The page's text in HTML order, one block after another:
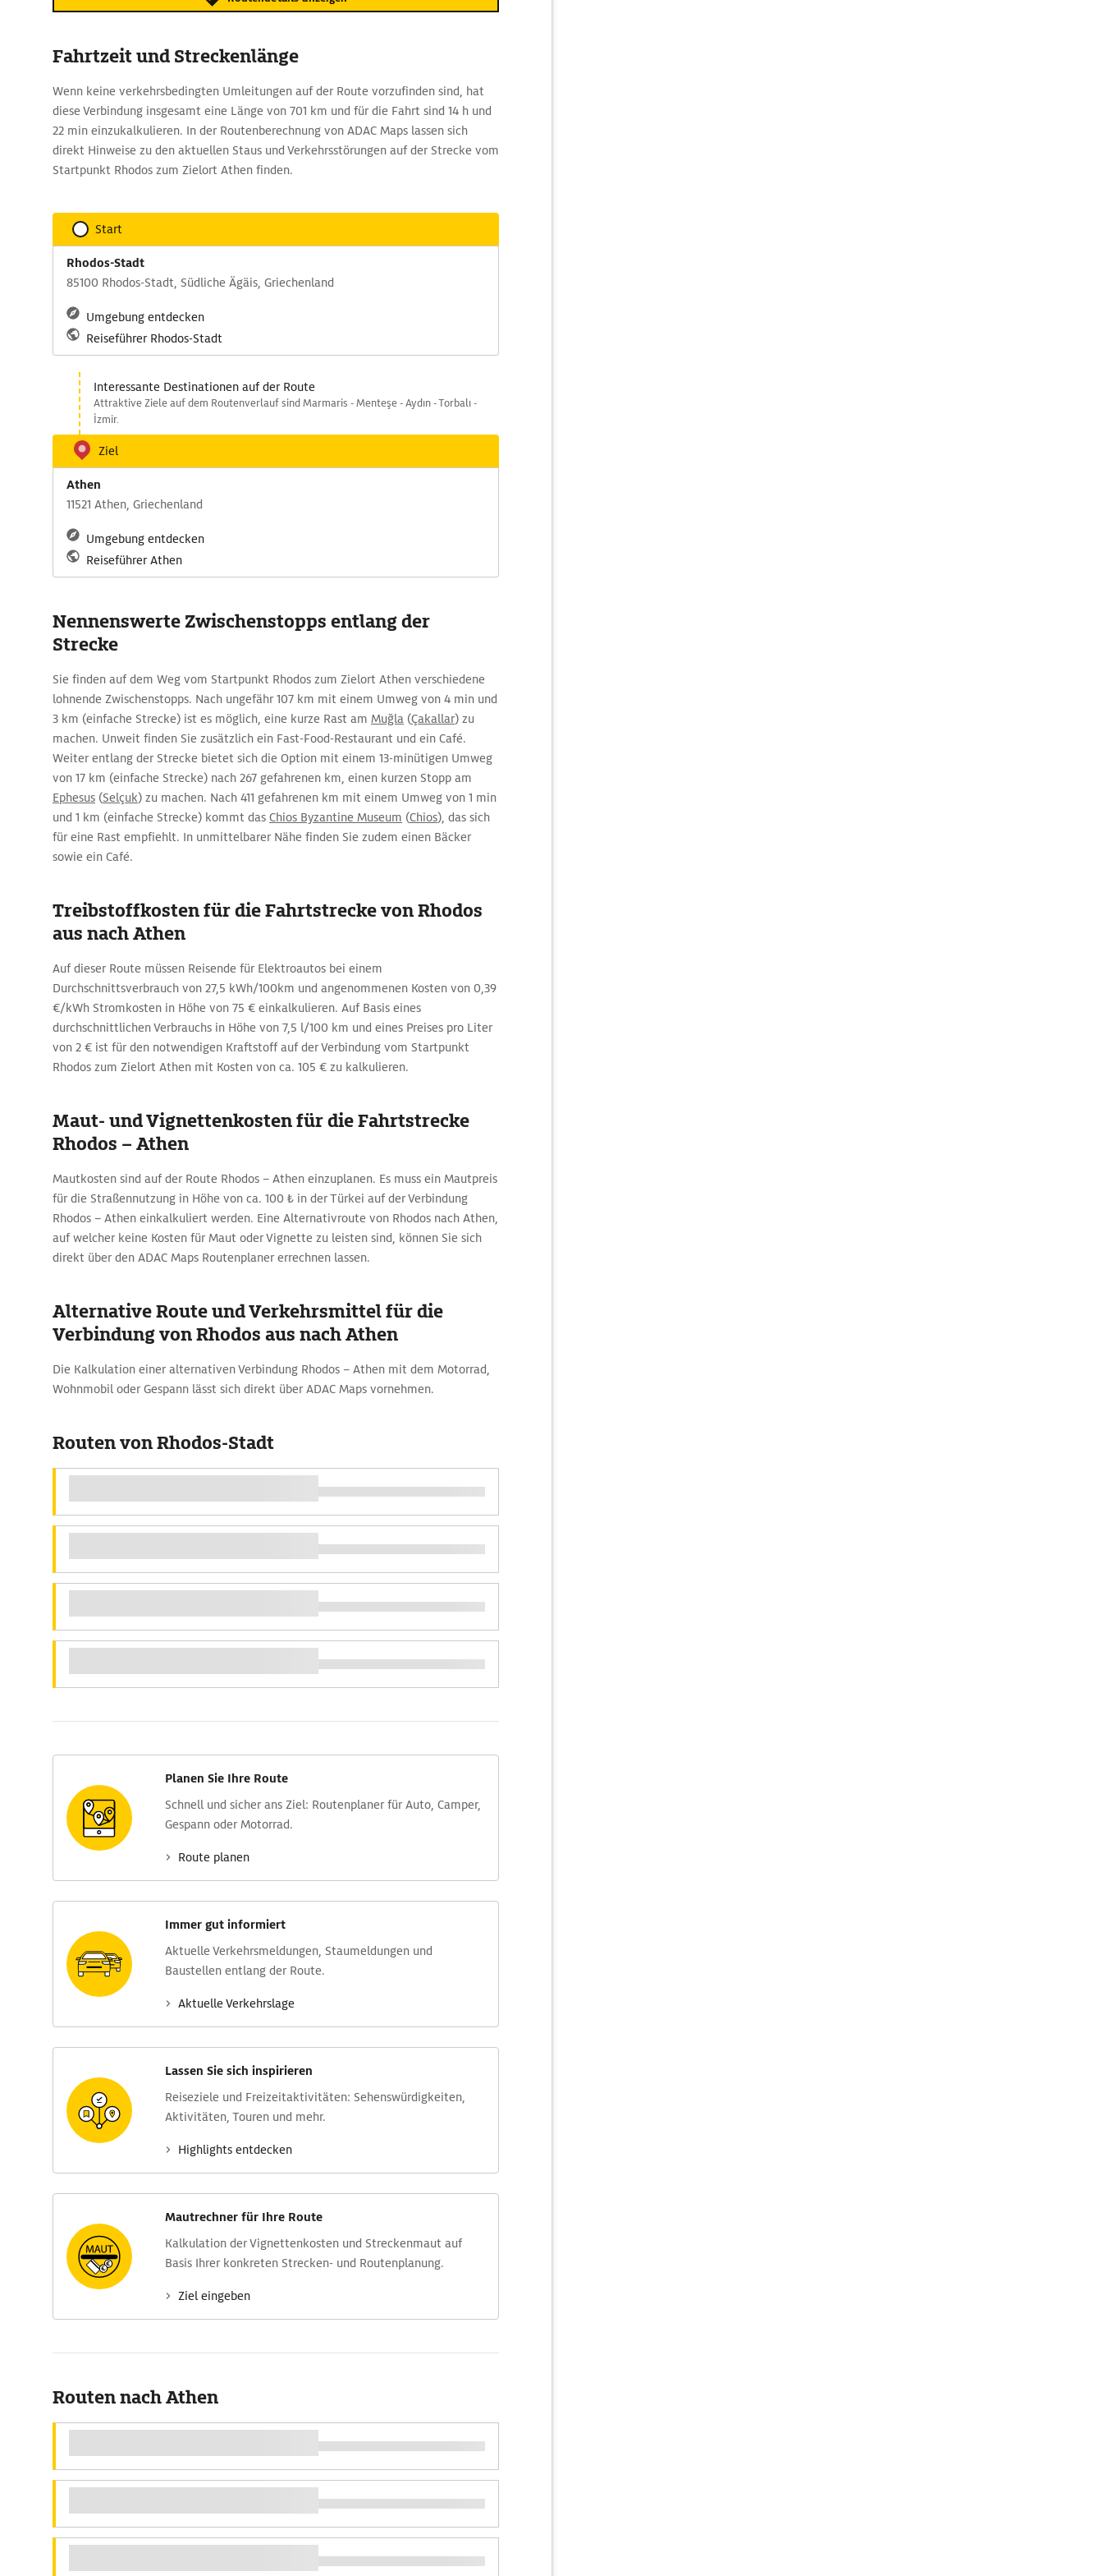
Fahrtzeit und Streckenlänge
Wenn keine verkehrsbedingten Umleitungen auf der Route vorzufinden sind, hat
diese Verbindung insgesamt eine Länge von 701 km und für die Fahrt sind 14 h und
22 min einzukalkulieren. In der Routenberechnung von ADAC Maps lassen sich
direkt Hinweise zu den aktuellen Staus und Verkehrsstörungen auf der Strecke vom
Startpunkt Rhodos zum Zielort Athen finden.
Start
Rhodos-Stadt
85100 Rhodos-Stadt, Südliche Ägäis, Griechenland
Umgebung entdecken
Reiseführer Rhodos-Stadt
Interessante Destinationen auf der Route
Attraktive Ziele auf dem Routenverlauf sind Marmaris - Menteşe - Aydın - Torbalı -
İzmir.
Ziel
Athen
11521 Athen, Griechenland
Umgebung entdecken
Reiseführer Athen
Nennenswerte Zwischenstopps entlang der
Strecke
Sie finden auf dem Weg vom Startpunkt Rhodos zum Zielort Athen verschiedene
lohnende Zwischenstopps. Nach ungefähr 107 km mit einem Umweg von 4 min und
3 km (einfache Strecke) ist es möglich, eine kurze Rast am Muğla (Çakallar) zu
machen. Unweit finden Sie zusätzlich ein Fast-Food-Restaurant und ein Café.
Weiter entlang der Strecke bietet sich die Option mit einem 13-minütigen Umweg
von 17 km (einfache Strecke) nach 267 gefahrenen km, einen kurzen Stopp am
Ephesus (Selçuk) zu machen. Nach 411 gefahrenen km mit einem Umweg von 1 min
und 1 km (einfache Strecke) kommt das Chios Byzantine Museum (Chios), das sich
für eine Rast empfiehlt. In unmittelbarer Nähe finden Sie zudem einen Bäcker
sowie ein Café.
Treibstoffkosten für die Fahrtstrecke von Rhodos
aus nach Athen
Auf dieser Route müssen Reisende für Elektroautos bei einem
Durchschnittsverbrauch von 27,5 kWh/100km und angenommenen Kosten von 0,39
€/kWh Stromkosten in Höhe von 75 € einkalkulieren. Auf Basis eines
durchschnittlichen Verbrauchs in Höhe von 7,5 l/100 km und eines Preises pro Liter
von 2 € ist für den notwendigen Kraftstoff auf der Verbindung vom Startpunkt
Rhodos zum Zielort Athen mit Kosten von ca. 105 € zu kalkulieren.
Maut- und Vignettenkosten für die Fahrtstrecke
Rhodos – Athen
Mautkosten sind auf der Route Rhodos – Athen einzuplanen. Es muss ein Mautpreis
für die Straßennutzung in Höhe von ca. 100 ₺ in der Türkei auf der Verbindung
Rhodos – Athen einkalkuliert werden. Eine Alternativroute von Rhodos nach Athen,
auf welcher keine Kosten für Maut oder Vignette zu leisten sind, können Sie sich
direkt über den ADAC Maps Routenplaner errechnen lassen.
Alternative Route und Verkehrsmittel für die
Verbindung von Rhodos aus nach Athen
Die Kalkulation einer alternativen Verbindung Rhodos – Athen mit dem Motorrad,
Wohnmobil oder Gespann lässt sich direkt über ADAC Maps vornehmen.
Routen von Rhodos-Stadt
Planen Sie Ihre Route
Schnell und sicher ans Ziel: Routen­planer für Auto, Camper,
Gespann oder Motorrad.
Route planen
Immer gut informiert
Aktuelle Verkehrs­meldungen, Stau­meldungen und
Baustellen entlang der Route.
Aktuelle Verkehrs­lage
Lassen Sie sich inspirieren
Reise­ziele und Freizeit­aktivitäten: Sehens­würdig­keiten,
Aktivitäten, Touren und mehr.
Highlights entdecken
Mautrechner für Ihre Route
Kalkulation der Vignettenkosten und Streckenmaut auf
Basis Ihrer konkreten Strecken- und Routenplanung.
Ziel eingeben
Routen nach Athen